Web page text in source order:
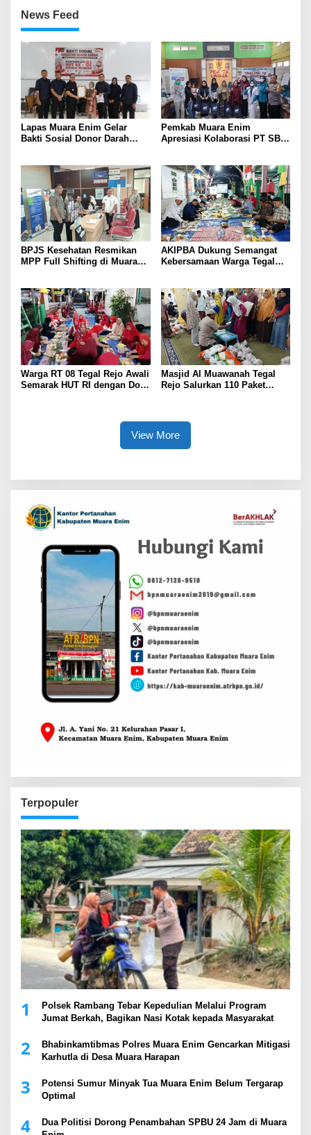
News Feed
Lapas Muara Enim Gelar
Bakti Sosial Donor Darah
Pemkab Muara Enim
Apresiasi Kolaborasi PT SBS
BPJS Kesehatan Resmikan
MPP Full Shifting di Muara
Terintegrasi
AKIPBA Dukung Semangat
Kebersamaan Warga Tegal
Warga RT 08 Tegal Rejo Awali
Semarak HUT RI dengan Doa
Masjid Al Muawanah Tegal
Rejo Salurkan 110 Paket
View More
Terpopuler
1
Polsek Rambang Tebar Kepedulian Melalui Program
Jumat Berkah, Bagikan Nasi Kotak kepada Masyarakat
2
Bhabinkamtibmas Polres Muara Enim Gencarkan Mitigasi
Karhutla di Desa Muara Harapan
3
Potensi Sumur Minyak Tua Muara Enim Belum Tergarap
Optimal
4
Dua Politisi Dorong Penambahan SPBU 24 Jam di Muara